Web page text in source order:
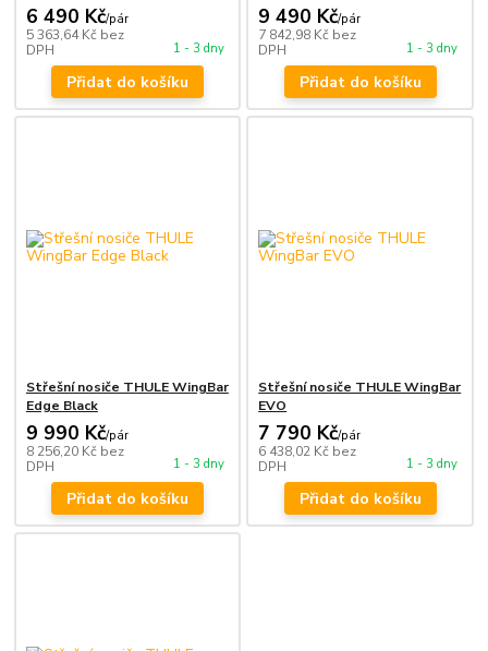
6 490 Kč/pár
5 363,64 Kč bez
DPH
1 - 3 dny
Přidat do košíku
9 490 Kč/pár
7 842,98 Kč bez
DPH
1 - 3 dny
Přidat do košíku
Střešní nosiče THULE WingBar
Edge Black
9 990 Kč/pár
8 256,20 Kč bez
DPH
1 - 3 dny
Přidat do košíku
Střešní nosiče THULE WingBar
EVO
7 790 Kč/pár
6 438,02 Kč bez
DPH
1 - 3 dny
Přidat do košíku